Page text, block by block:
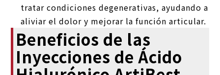
tratar condiciones degenerativas, ayudando a
aliviar el dolor y mejorar la función articular.
Beneficios de las
Inyecciones de Ácido